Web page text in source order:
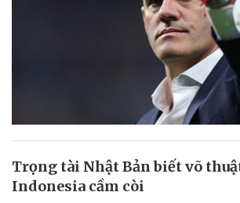
Trọng tài Nhật Bản biết võ
Indonesia cầm còi